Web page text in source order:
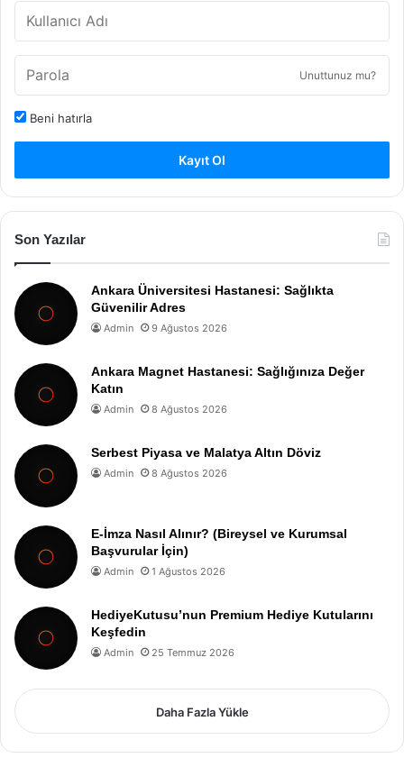
Unuttunuz mu?
Beni hatırla
Kayıt Ol
Son Yazılar
Ankara Üniversitesi Hastanesi: Sağlıkta
Güvenilir Adres
Admin 9 Ağustos 2026
Ankara Magnet Hastanesi: Sağlığınıza Değer
Katın
Admin 8 Ağustos 2026
Serbest Piyasa ve Malatya Altın Döviz
Admin 8 Ağustos 2026
E-İmza Nasıl Alınır? (Bireysel ve Kurumsal
Başvurular İçin)
Admin 1 Ağustos 2026
HediyeKutusu’nun Premium Hediye Kutularını
Keşfedin
Admin 25 Temmuz 2026
Daha Fazla Yükle